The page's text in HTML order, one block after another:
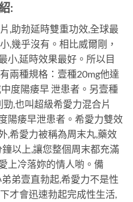
:
,助勃延時雙重功效,全球最
,幾乎沒有。相比威爾剛，
小,延時效果最好。所以目
兩種規格：壹種20mg他達
度陽痿早 泄患者。另壹種
,也叫超級希愛力混合片
陽痿早泄患者。希愛力雙效
,希愛力被稱為周末丸,藥效
以上,讓您整個周末都充滿
上冷落妳的情人喲。備
弟壹直勃起,希愛力不是性
才會迅速勃起完成性生活,